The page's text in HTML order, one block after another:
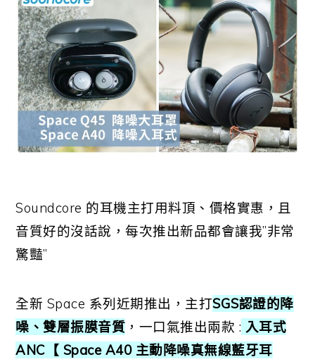
Soundcore 的耳機主打用料頂、價格實惠，且
音質好的沒話說，每次推出新品都會讓我”非常
驚豔”
全新 Space 系列近期推出，主打SGS認證的降
噪、雙層振膜音質 ，一口氣推出兩款 : 入耳式
ANC【 Space A40 主動降噪真無線藍牙耳